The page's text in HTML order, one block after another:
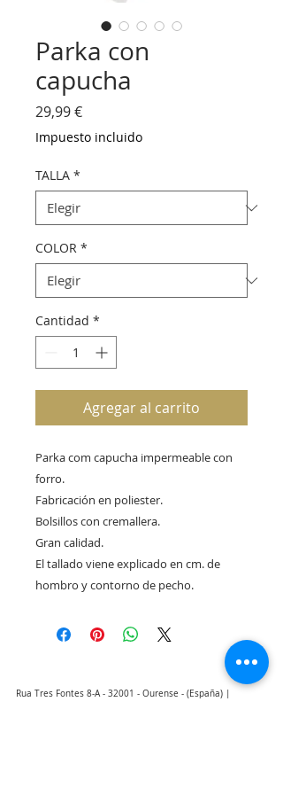
Parka con
capucha
29,99 €Precio
Impuesto incluido
TALLA *
COLOR *
Cantidad *
Agregar al carrito
Parka com capucha impermeable con
forro.
Fabricación en poliester.
Bolsillos con cremallera.
Gran calidad.
El tallado viene explicado en cm. de
hombro y contorno de pecho.
Rua Tres Fontes 8-A - 32001 - Ourense - (España) |